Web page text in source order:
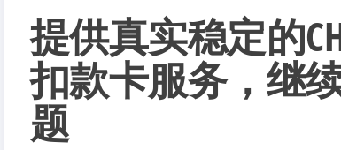
提供真实稳定的
扣款卡服务，继续
题